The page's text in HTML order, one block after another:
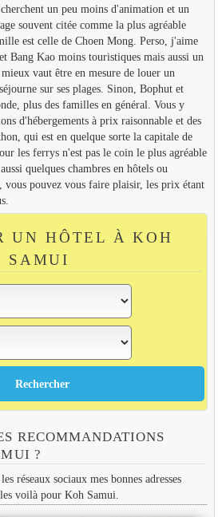
un peu moins d'animation et un
souvent citée comme la plus agréable
est celle de Choen Mong. Perso, j'aime
Bang Kao moins touristiques mais aussi un
vaut être en mesure de louer un
sur ses plages. Sinon, Bophut et
plus des familles en général. Vous y
d'hébergements à prix raisonnable et des
qui est en quelque sorte la capitale de
les ferrys n'est pas le coin le plus agréable
quelques chambres en hôtels ou
vous pouvez vous faire plaisir, les prix étant
UN HÔTEL À KOH
SAMUI
RECOMMANDATIONS
?
réseaux sociaux mes bonnes adresses
voilà pour Koh Samui.